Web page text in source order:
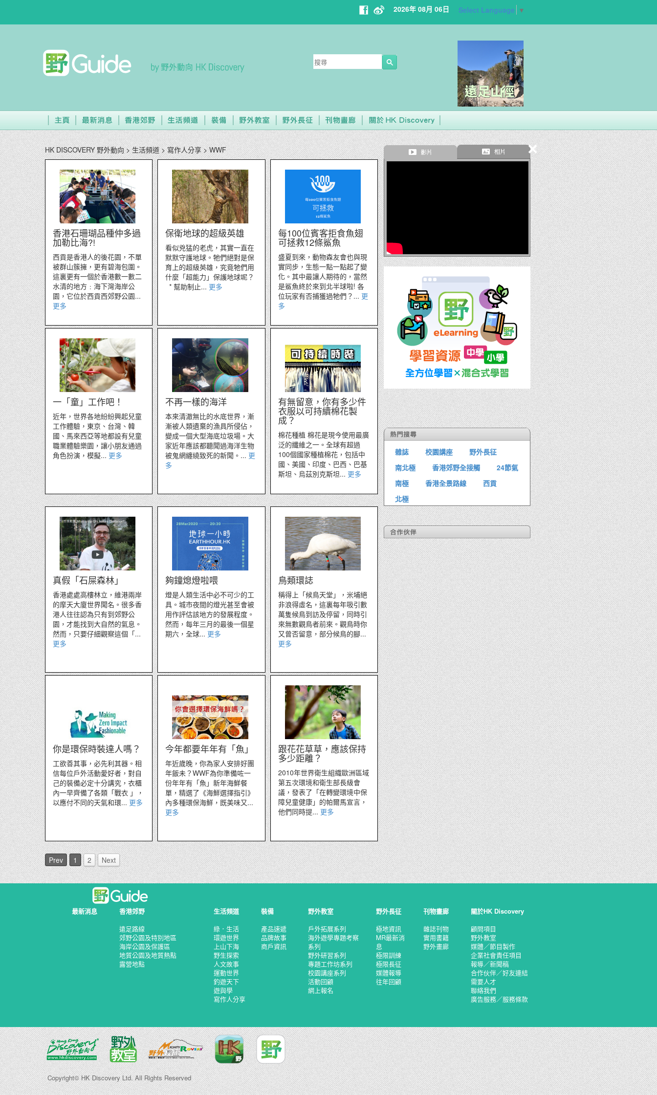
2026年 08月 06日 Select Language ▼
HK DISCOVERY 野外動向> 生活頻道> 寫作人分享> WWF
香港石珊瑚品種仲多過
加勒比海?!
西貢是香港人的後花園，不單
被群山簇擁，更有碧海包圍。
這裏更有一個於香港數一數二
水清的地方﹕海下灣海岸公
園，它位於西貢西郊野公園...
更多
保衛地球的超級英雄
看似兇猛的老虎，其實一直在
默默守護地球。牠們絕對是保
育上的超級英雄，究竟牠們用
什麼「超能力」保護地球呢？
* 幫助制止... 更多
每100位賓客拒食魚翅
可拯救12條鯊魚
盛夏到來，動物森友會也與現
實同步，生態一點一點起了變
化。其中最讓人期待的，當然
是鯊魚終於來到北半球啦! 各
位玩家有否捕獲過牠們？... 更
多
一「童」工作吧！
近年，世界各地紛紛興起兒童
工作體驗，東京、台灣、韓
國、馬來西亞等地都設有兒童
職業體驗樂園，讓小朋友通過
角色扮演，模擬... 更多
不再一樣的海洋
本來清澈無比的水底世界，漸
漸被人類遺棄的漁具所侵佔，
變成一個大型海底垃圾場。大
家近年應該都聽聞過海洋生物
被鬼網纏繞致死的新聞。... 更
多
有無留意，你有多少件
衣服以可持續棉花製
成？
棉花種植 棉花是現今使用最廣
泛的纖維之一。全球有超過
100個國家種植棉花，包括中
國、美國、印度、巴西、巴基
斯坦、烏茲別克斯坦... 更多
真假「石屎森林」
香港處處高樓林立，維港兩岸
的摩天大廈世界聞名。很多香
港人往往認為只有到郊野公
園，才能找到大自然的氣息。
然而，只要仔細觀察這個「...
更多
夠鐘熄燈啦喂
燈是人類生活中必不可少的工
具。城市夜間的燈光甚至會被
用作評估該地方的發展程度。
然而，每年三月的最後一個星
期六，全球... 更多
鳥類環誌
稱得上「候鳥天堂」，米埔絕
非浪得虛名，這裏每年吸引數
萬隻候鳥到訪及停留，同時引
來無數觀鳥者前來。觀鳥時你
又曾否留意，部分候鳥的腳...
更多
你是環保時裝達人嗎？
工欲善其事，必先利其器。相
信每位戶外活動愛好者，對自
己的裝備必定十分講究，衣櫃
內一早齊備了各類「戰衣 」，
以應付不同的天氣和環... 更多
今年都要年年有「魚」
年近歲晚，你為家人安排好團
年飯未？WWF為你準備咗一
份年年有「魚」新年海鮮餐
單，精選了《海鮮選擇指引》
內多種環保海鮮，既美味又...
更多
跟花花草草，應該保持
多少距離？
2010年世界衛生組織歐洲區域
第五次環境和衛生部長級會
議，發表了「在轉變環境中保
障兒童健康」的帕爾馬宣言，
他們同時提... 更多
Prev 1 2 Next
雜誌 校園講座
野外長征
南北極
香港郊野全接觸
24節氣
南極
香港全景路線
西貢
北極
最新消息
香港郊野
遠足路線
郊野公園及特別地區
海岸公園及保護區
地質公園及地質熱點
露營地點
生活頻道
綠．生活
環遊世界
上山下海
野生探索
人文故事
運動世界
釣遊天下
遊與學
寫作人分享
裝備
產品速遞
品牌故事
商戶資訊
野外教室
戶外拓展系列
海外遊學專題考察
系列
野外研習系列
專題工作坊系列
校園講座系列
活動回顧
網上報名
野外長征
極地資訊
MR最新消
息
極限訓練
極限長征
媒體報導
往年回顧
刊物畫廊
雜誌刊物
實用書籍
野外畫廊
關於HK Discovery
顧問項目
野外教室
媒體／節目製作
企業社會責任項目
報導／新聞稿
合作伙伴／好友連結
需要人才
聯絡我們
廣告服務／服務條款
Copyright© HK Discovery Ltd. All Rights Reserved